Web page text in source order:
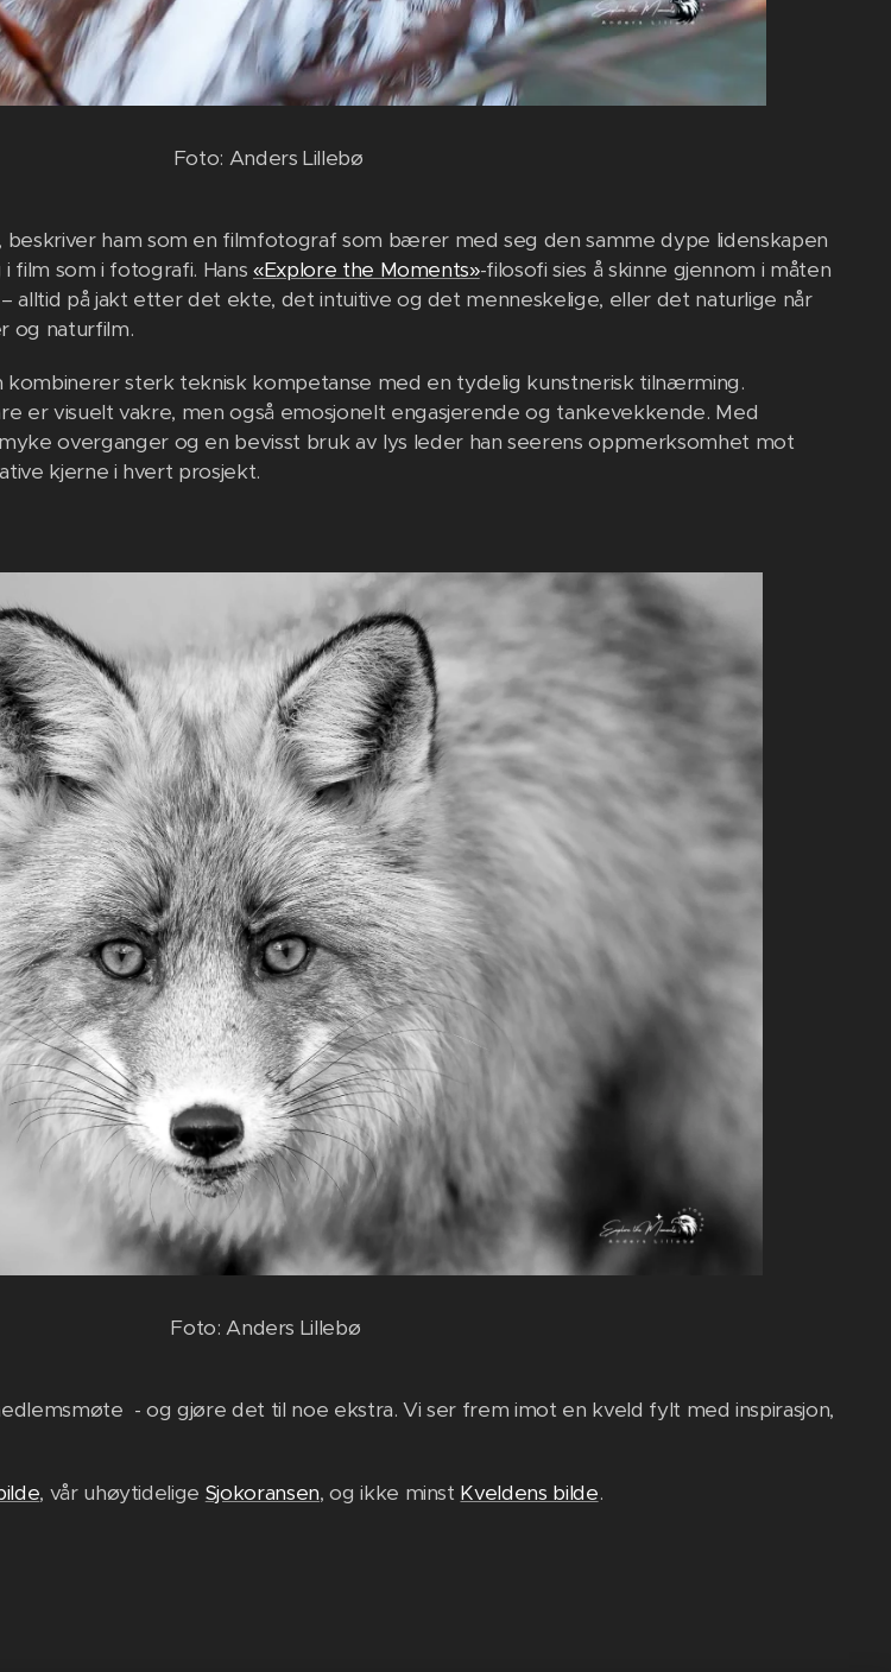
Foto: Anders Lillebø
beskriver ham som en filmfotograf som bærer med seg den samme dype lidenskapen
film som i fotografi. Hans «Explore the Moments»-filosofi sies å skinne gjennom i måten
alltid på jakt etter det ekte, det intuitive og det menneskelige, eller det naturlige når
og naturfilm.
kombinerer sterk teknisk kompetanse med en tydelig kunstnerisk tilnærming.
er visuelt vakre, men også emosjonelt engasjerende og tankevekkende. Med
overganger og en bevisst bruk av lys leder han seerens oppmerksomhet mot
kjerne i hvert prosjekt.
Foto: Anders Lillebø
- og gjøre det til noe ekstra. Vi ser frem imot en kveld fylt med inspirasjon,
, vår uhøytidelige Sjokoransen, og ikke minst Kveldens bilde.